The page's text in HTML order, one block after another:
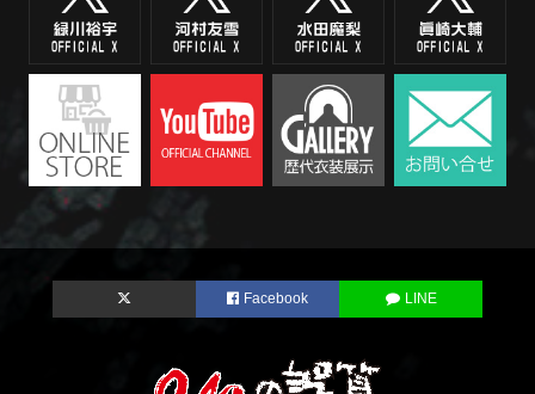
Facebook LINE